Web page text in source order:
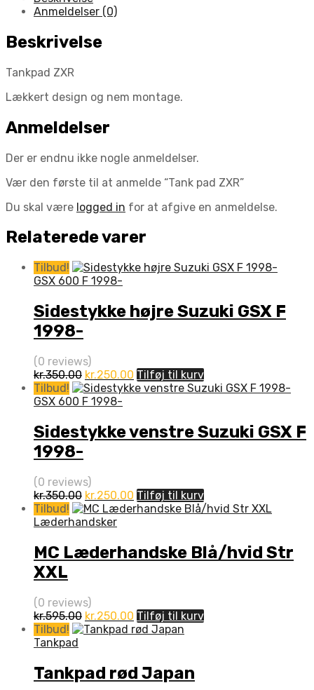
Anmeldelser (0)
Beskrivelse
Tankpad ZXR
Lækkert design og nem montage.
Anmeldelser
Der er endnu ikke nogle anmeldelser.
Vær den første til at anmelde “Tank pad ZXR”
Du skal være logged in for at afgive en anmeldelse.
Relaterede varer
Tilbud!
GSX 600 F 1998-
Sidestykke højre Suzuki GSX F
1998-
(0 reviews)
kr.350.00 Den
oprindelige
pris
kr.350.00.
kr.250.00 Den
aktuelle
kr.250.00.
Tilføj til kurv
Tilbud!
GSX 600 F 1998-
Sidestykke venstre Suzuki GSX F
1998-
(0 reviews)
kr.350.00 Den
oprindelige
pris
kr.350.00.
kr.250.00 Den
aktuelle
kr.250.00.
Tilføj til kurv
Tilbud!
Læderhandsker
MC Læderhandske Blå/hvid Str
XXL
(0 reviews)
kr.595.00 Den
oprindelige
kr.595.00.
kr.250.00 Den
aktuelle
kr.250.00.
Tilføj til kurv
Tilbud!
Tankpad
Tankpad rød Japan